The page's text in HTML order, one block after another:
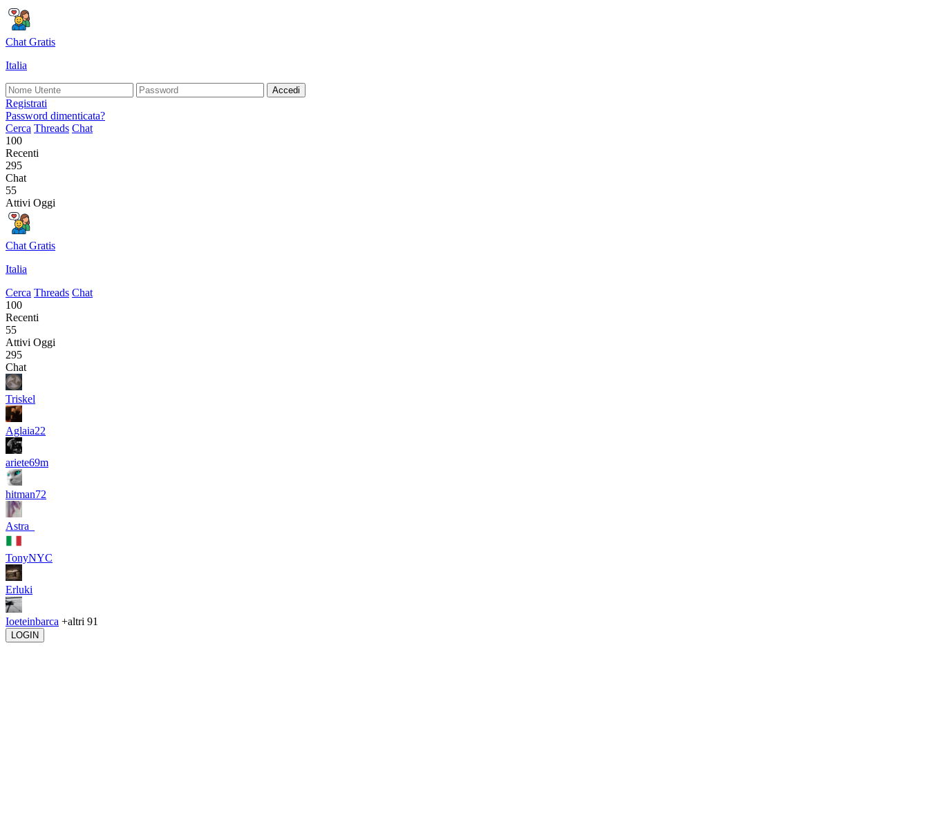
Chat Gratis
Italia
Accedi
Registrati
Password dimenticata?
Cerca Threads Chat
100
Recenti
295
Chat
55
Attivi Oggi
Chat Gratis
Italia
Cerca Threads Chat
100
Recenti
55
Attivi Oggi
295
Chat
Triskel
Aglaia22
ariete69m
hitman72
Astra_
TonyNYC
Erluki
Ioeteinbarca +altri 91
LOGIN